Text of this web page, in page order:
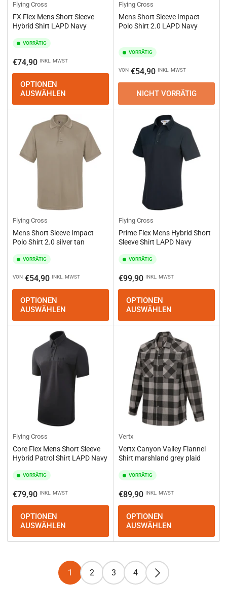
Flying Cross
FX Flex Mens Short Sleeve
Hybrid Shirt LAPD Navy
VORRÄTIG
Normaler
Preis
€74,90 INKL. MWST
OPTIONEN
AUSWÄHLEN
Flying Cross
Mens Short Sleeve Impact
Polo Shirt 2.0 LAPD Navy
VORRÄTIG
Normaler
Preis
VON €54,90 INKL. MWST
NICHT VORRÄTIG
Flying Cross
Mens Short Sleeve Impact
Polo Shirt 2.0 silver tan
VORRÄTIG
Normaler
Preis
VON €54,90 INKL. MWST
OPTIONEN
AUSWÄHLEN
Flying Cross
Prime Flex Mens Hybrid Short
Sleeve Shirt LAPD Navy
VORRÄTIG
Normaler
Preis
€99,90 INKL. MWST
OPTIONEN
AUSWÄHLEN
Flying Cross
Core Flex Mens Short Sleeve
Hybrid Patrol Shirt LAPD Navy
VORRÄTIG
Normaler
Preis
€79,90 INKL. MWST
OPTIONEN
AUSWÄHLEN
Vertx
Vertx Canyon Valley Flannel
Shirt marshland grey plaid
VORRÄTIG
Normaler
Preis
€89,90 INKL. MWST
OPTIONEN
AUSWÄHLEN
1 2 3 4